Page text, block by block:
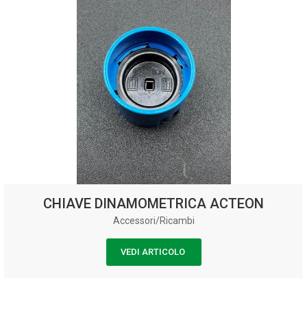
CHIAVE DINAMOMETRICA ACTEON
Accessori/Ricambi
VEDI ARTICOLO